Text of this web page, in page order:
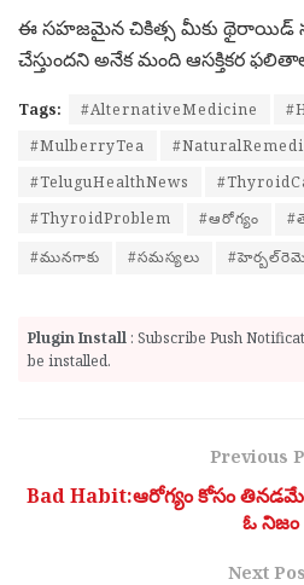
ఈ సహజమైన చికిత్స మీకు థైరాయిడ్
చేస్తుందని అనేక మంది ఆసక్తికర
Tags: #AlternativeMedicine
#MulberryTea
#TeluguHealthNews
#ThyroidProblem
#ఆరోగ్యం
#మునగాకు
#సమస్యలు
Plugin Install : Subscribe Push
be installed.
Previous
Bad Habit:ఆరోగ్యం కోసం
ఓ నిజం
Next